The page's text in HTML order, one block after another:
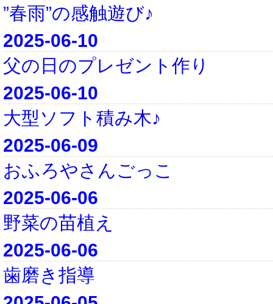
”春雨”の感触遊び♪
2025-06-10
父の日のプレゼント作り
2025-06-10
大型ソフト積み木♪
2025-06-09
おふろやさんごっこ
2025-06-06
野菜の苗植え
2025-06-06
歯磨き指導